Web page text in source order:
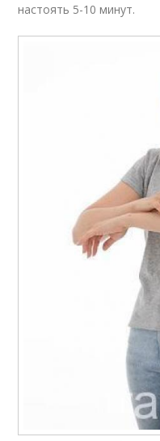
настоять 5-10 минут.